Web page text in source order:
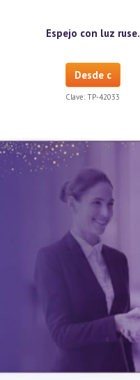
Espejo con luz ruse.
Desde c
Clave:TP-42033